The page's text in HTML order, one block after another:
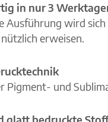
in nur 3
Ausführung wird
erweisen.
Pigment- und